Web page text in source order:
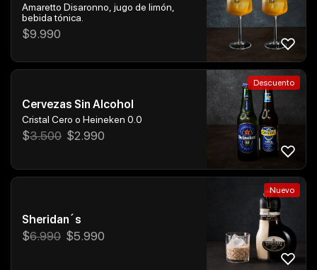
Amaretto Disaronno, jugo de limón,
bebida tónica.
$9.990
Cervezas Sin Alcohol
Cristal Cero o Heineken 0.0
$3.500 $2.990
Descuento
Sheridan´s
$6.990 $5.990
Nuevo